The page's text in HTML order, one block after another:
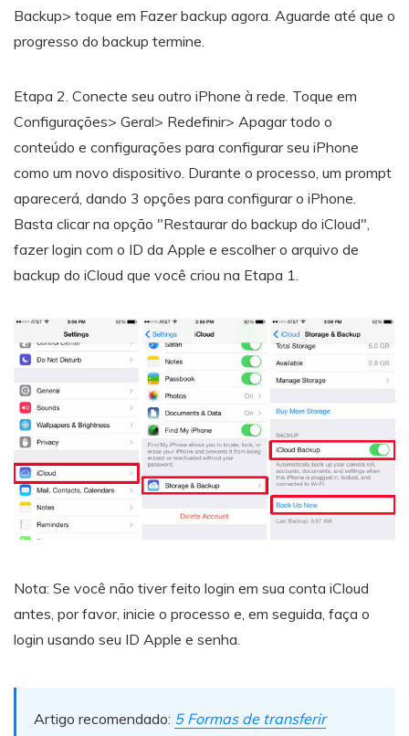
Backup> toque em Fazer backup agora. Aguarde até que o
progresso do backup termine.
Etapa 2. Conecte seu outro iPhone à rede. Toque em
Configurações> Geral> Redefinir> Apagar todo o
conteúdo e configurações para configurar seu iPhone
como um novo dispositivo. Durante o processo, um prompt
aparecerá, dando 3 opções para configurar o iPhone.
Basta clicar na opção "Restaurar do backup do iCloud",
fazer login com o ID da Apple e escolher o arquivo de
backup do iCloud que você criou na Etapa 1.
Nota: Se você não tiver feito login em sua conta iCloud
antes, por favor, inicie o processo e, em seguida, faça o
login usando seu ID Apple e senha.
Artigo recomendado: 5 Formas de transferir